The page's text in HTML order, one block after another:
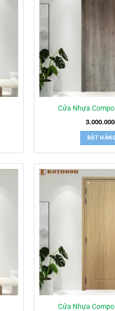
Cửa Nhựa
3.000.000
ĐẶT
Cửa Nhựa